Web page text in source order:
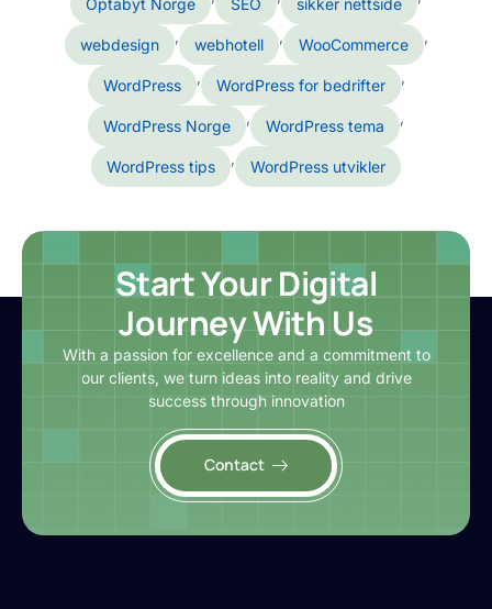
Optabyt Norge SEO sikker nettside
webdesign , webhotell , WooCommerce ,
WordPress , WordPress for bedrifter ,
WordPress Norge , WordPress tema ,
WordPress tips , WordPress utvikler
Start Your Digital
Journey With Us
With a passion for excellence and a commitment to
our clients, we turn ideas into reality and drive
success through innovation
Contact